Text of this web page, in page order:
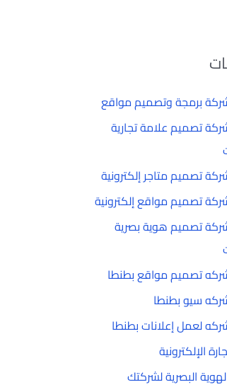
برمجة وتصميم مواقع
تصميم علامة تجارية
تصميم متاجر إلكترونية
تصميم مواقع إلكترونية
تصميم هوية بصرية
تصميم مواقع بطنطا
سيو بطنطا
لعمل إعلانات بطنطا
الإلكترونية
البصرية لشركتك